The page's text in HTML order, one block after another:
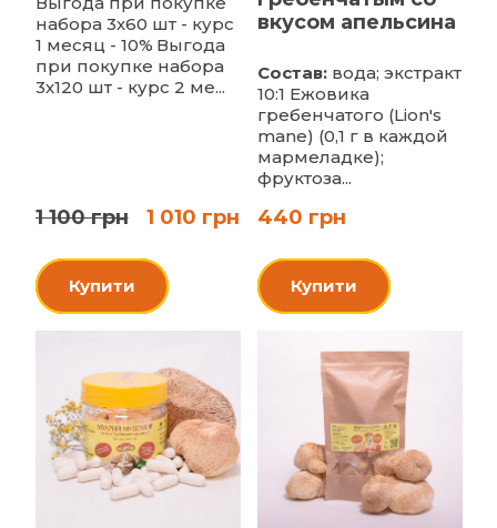
набора 3х60 шт - курс
1 месяц - 10% Выгода
при покупке набора
3х120 шт - курс 2 ме...
1 100 грн 1 010 грн
Купити
вкусом апельсина
Состав:вода; экстракт
10:1 Ежовика
гребенчатого (Lion's
mane) (0,1 г в каждой
мармеладке);
фруктоза...
440 грн
Купити